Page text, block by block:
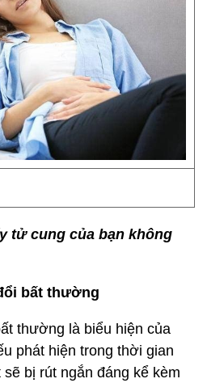
tử cung của bạn không
bất thường
thường là biểu hiện của
phát hiện trong thời gian
bị rút ngắn đáng kể kèm